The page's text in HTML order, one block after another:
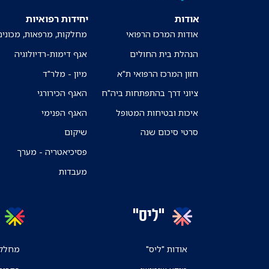
אודות
אודות המרכז הרפואי
הנהלת בית החולים
חזון המרכז הרפואי ת"א
ציוני דרך בהתפתחות ביה"ח
איכות ובטיחות המטופל
סרטי סיכום שנה
יחידות רפואיות
מחלקות, מרפאות,
אגף דימות-רדיולוגיה
מיון - מלר"ד
האגף הכירורגי
האגף הפנימי
שיקום
פסיכיאטריה - מערך
מעבדות
"ליס"
אודות "ליס"